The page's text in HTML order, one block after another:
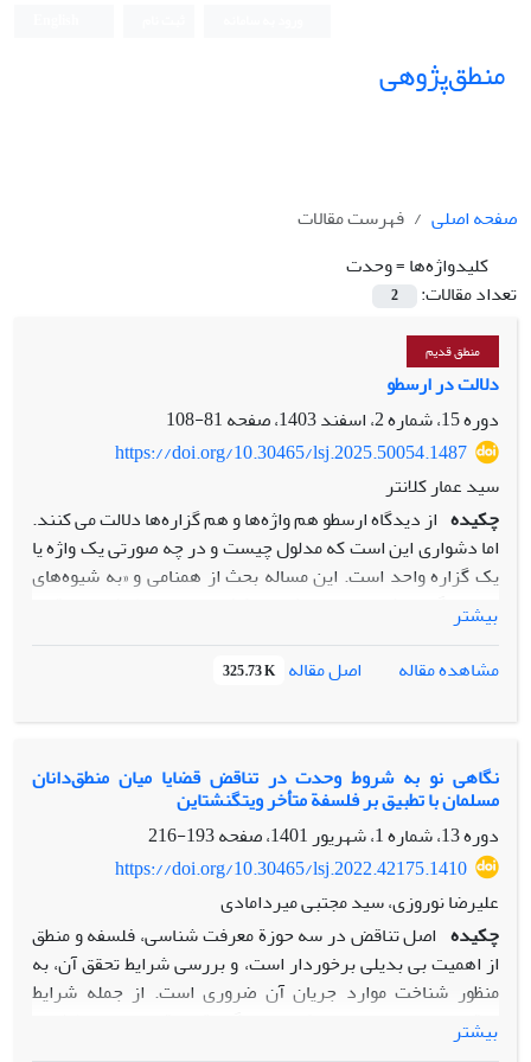
منطق‌پژوهی
صفحه اصلی
فهرست مقالات
کلیدواژه‌ها =وحدت
تعداد مقالات:
2
منطق قدیم
دلالت در ارسطو
دوره 15، شماره 2، اسفند 1403، صفحه
81-108
https://doi.org/10.30465/lsj.2025.50054.1487
سید عمار کلانتر
چکیده از دیدگاه ارسطو هم واژه‌ها و هم گزاره‌ها دلالت می کنند.
اما دشواری این است که مدلول چیست و در چه صورتی یک واژه‌ یا
یک گزاره‌ واحد است. این مساله بحث از همنامی و «به شیوه‌های
بسیار گفته شدن» را پیش می‌کشد. از ارسطوپژوهان قرن
بیستمی، ایروین استدلال می‌کند که مدلول ذات است و در برابرِ
آن شیلدز معتقد است که مدلول معنی است که البته مراتب
متعددی، از معنای سطحی (لغوی) تا معنای عمیق (ذات)، دارد. در
این مقاله استدلال می‌شود که مؤلفة اصلی در دلالتِ واژه‌ها و
حقیقی مدلول واژه‌ها، که بر اساس آموزة مقولات تعیین می‌شود، به
دو صورت امکان‌پذیر است: «به خاطر واحد»، مانند انسان و «با
اشاره به واحد»، مانند موجود. اما وحدت حقیقی مدلولِ گزاره‌ها به
وحدتِ حقیقیِ شرایط صدق گزارة موجِب باز می‌گردد. بنابراین، در
بحث دلالت ارسطو در جستجوی واحد حقیقی است و معنای عرفی
زبانی غایت نهایی وی نیست. اهمیتِ این بحث در این است که بحث
دربارة دلالتِ واژه‌ها یکی از ابزارهای مهمِ ارسطو در بحث فلسفی
است.
بیشتر
مشاهده مقاله
اصل مقاله 325.73 K
نگاهی نو به شروط وحدت در تناقض قضایا میان منطق‌دانان
مسلمان با تطبیق بر فلسفة متأخر ویتگنشتاین
دوره 13، شماره 1، شهریور 1401، صفحه
193-216
https://doi.org/10.30465/lsj.2022.42175.1410
علیرضا نوروزی، سید مجتبی میردامادی
چکیده اصل تناقض در سه حوزة معرفت شناسی، فلسفه و منطق
از اهمیت بی بدیلی برخوردار است، و بررسی شرایط تحقق آن، به
منظور شناخت موارد جریان آن ضروری است. از جمله شرایط
تناقض، وحدت هایی است که در دو گزارة متناقض باید حفظ شود.
در تفصیل شرایط و تعداد شروط وحدت همواره میان منطق دانان
بیشتر